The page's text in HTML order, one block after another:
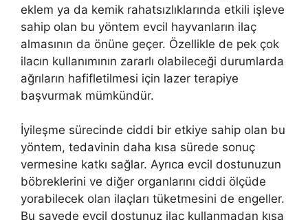
eklem ya da kemik rahatsızlıklarında etkili işleve
sahip olan bu yöntem evcil hayvanların ilaç
almasının da önüne geçer. Özellikle de pek çok
ilacın kullanımının zararlı olabileceği durumlarda
ağrıların hafifletilmesi için lazer terapiye
başvurmak mümkündür.
İyileşme sürecinde ciddi bir etkiye sahip olan bu
yöntem, tedavinin daha kısa sürede sonuç
vermesine katkı sağlar. Ayrıca evcil dostunuzun
böbreklerini ve diğer organlarını ciddi ölçüde
yorabilecek olan ilaçları tüketmesini de engeller.
Bu sayede evcil dostunuz ilaç kullanmadan kısa